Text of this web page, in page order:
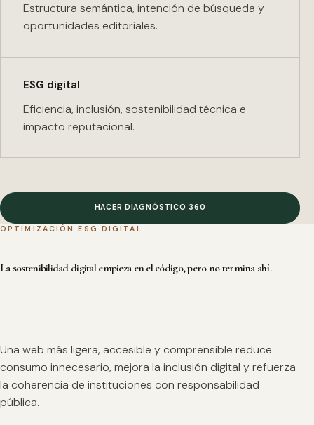
Estructura semántica, intención de búsqueda y
oportunidades editoriales.
ESG digital
Eficiencia, inclusión, sostenibilidad técnica e
impacto reputacional.
HACER DIAGNÓSTICO 360
OPTIMIZACIÓN ESG DIGITAL
La sostenibilidad digital empieza en el código, pero no termina ahí.
Una web más ligera, accesible y comprensible reduce
consumo innecesario, mejora la inclusión digital y refuerza
la coherencia de instituciones con responsabilidad
pública.